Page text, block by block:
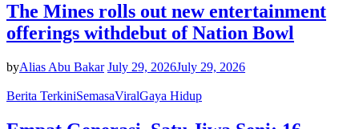
The Mines rolls out new entertainment
offerings withdebut of Nation Bowl
byAlias Abu Bakar July 29, 2026July 29, 2026
Berita TerkiniSemasaViralGaya Hidup